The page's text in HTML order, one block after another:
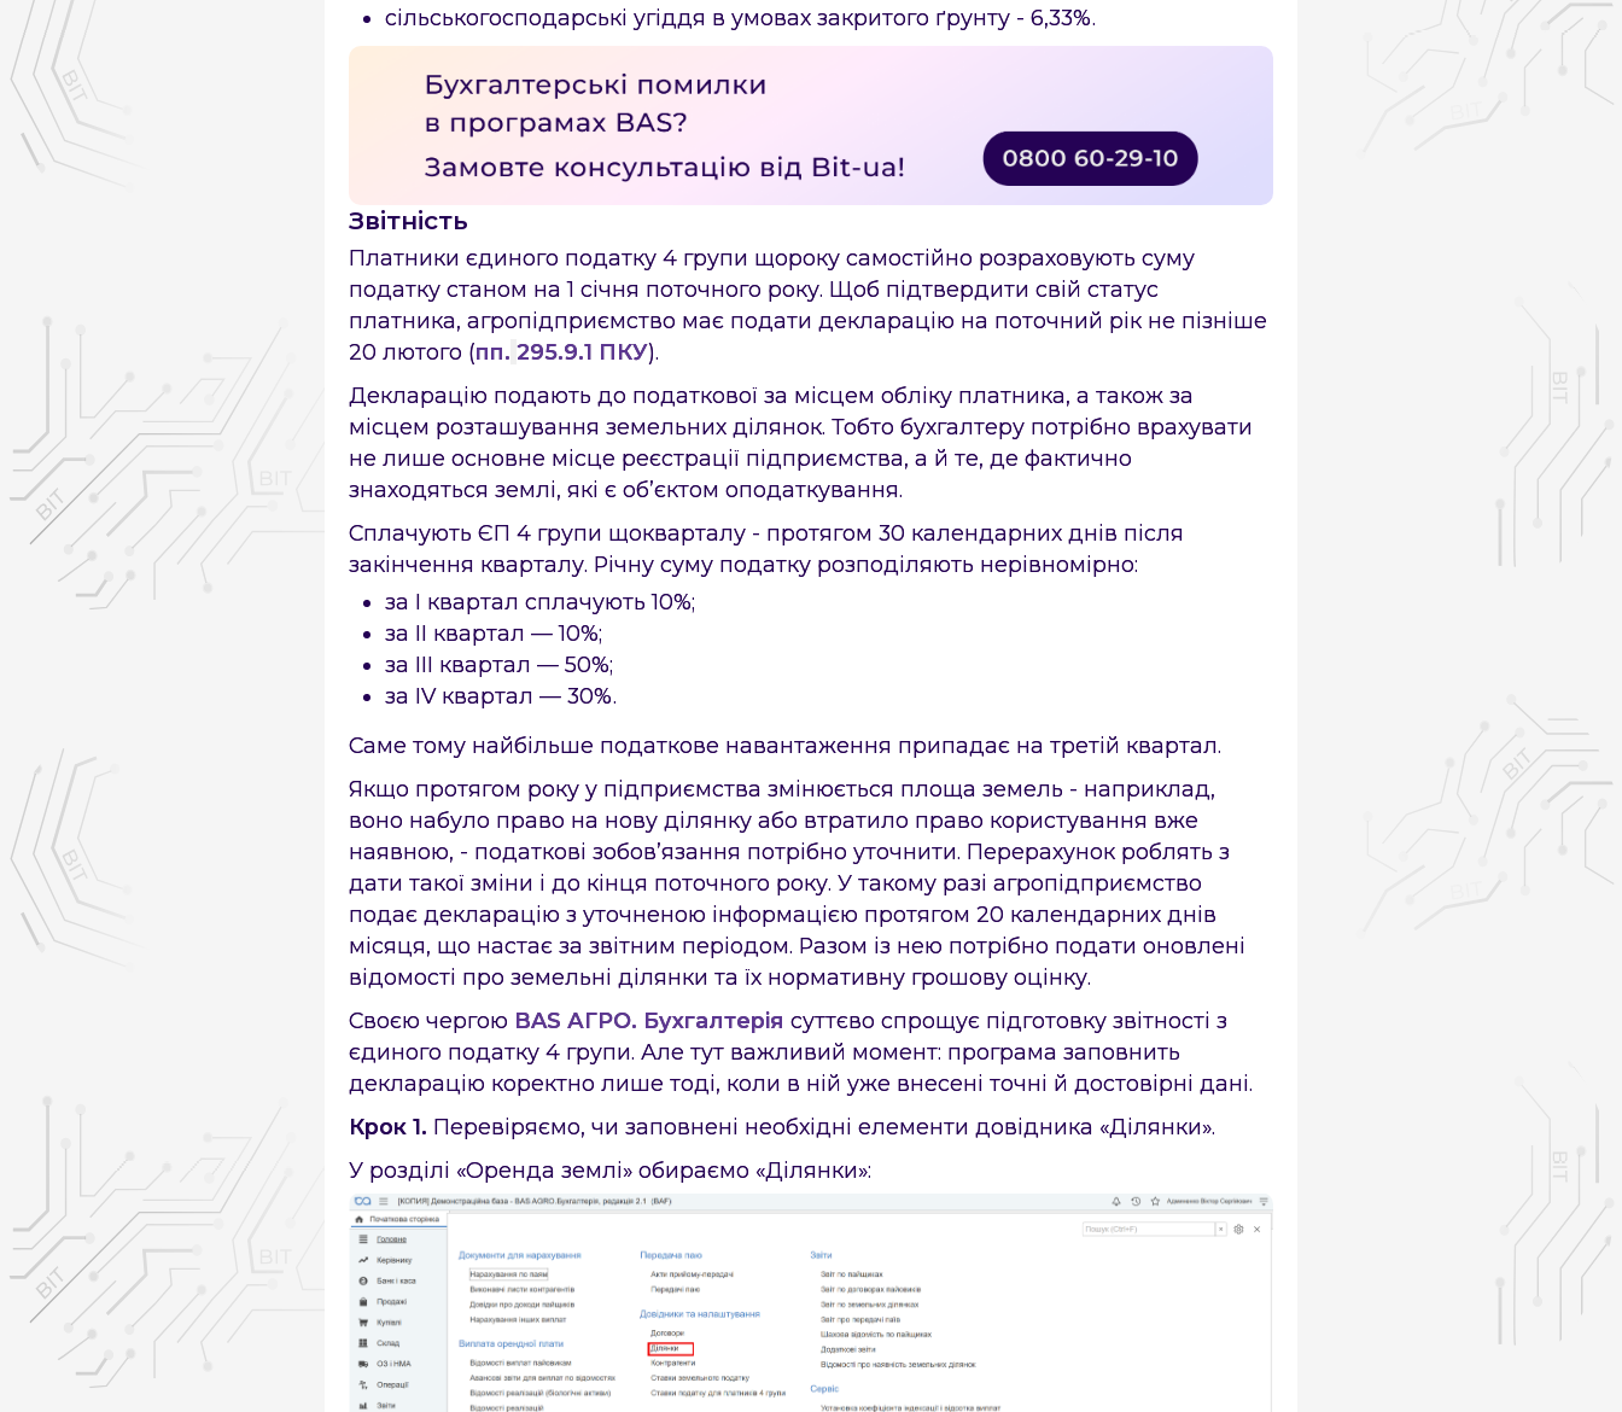
Форма зворотнього зв'язку
Надіслати
Замовте дзвінок
Надіслати
сільськогосподарські угіддя в умовах закритого ґрунту - 6,33%.
Звітність
Платники єдиного податку 4 групи щороку самостійно розраховують суму
податку станом на 1 січня поточного року. Щоб підтвердити свій статус
платника, агропідприємство має подати декларацію на поточний рік не пізніше
20 лютого (пп. 295.9.1 ПКУ).
Декларацію подають до податкової за місцем обліку платника, а також за
місцем розташування земельних ділянок. Тобто бухгалтеру потрібно врахувати
не лише основне місце реєстрації підприємства, а й те, де фактично
знаходяться землі, які є об’єктом оподаткування.
Сплачують ЄП 4 групи щокварталу - протягом 30 календарних днів після
закінчення кварталу. Річну суму податку розподіляють нерівномірно:
за I квартал сплачують 10%;
за II квартал — 10%;
за III квартал — 50%;
за IV квартал — 30%.
Саме тому найбільше податкове навантаження припадає на третій квартал.
Якщо протягом року у підприємства змінюється площа земель - наприклад,
воно набуло право на нову ділянку або втратило право користування вже
наявною, - податкові зобов’язання потрібно уточнити. Перерахунок роблять з
дати такої зміни і до кінця поточного року. У такому разі агропідприємство
подає декларацію з уточненою інформацією протягом 20 календарних днів
місяця, що настає за звітним періодом. Разом із нею потрібно подати оновлені
відомості про земельні ділянки та їх нормативну грошову оцінку.
Своєю чергою BAS АГРО. Бухгалтерія суттєво спрощує підготовку звітності з
єдиного податку 4 групи. Але тут важливий момент: програма заповнить
декларацію коректно лише тоді, коли в ній уже внесені точні й достовірні дані.
Крок 1. Перевіряємо, чи заповнені необхідні елементи довідника «Ділянки».
У розділі «Оренда землі» обираємо «Ділянки»:
Знайшли помилку на сторінці? ×
Опис помилки
Надіслати